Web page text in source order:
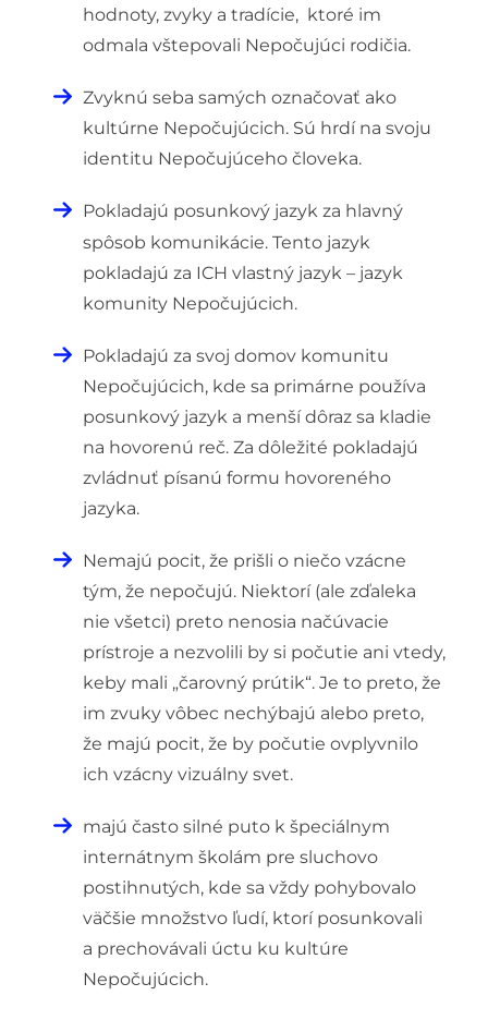
hodnoty, zvyky a tradície, ktoré im
odmala vštepovali Nepočujúci rodičia.
Zvyknú seba samých označovať ako
kultúrne Nepočujúcich. Sú hrdí na svoju
identitu Nepočujúceho človeka.
Pokladajú posunkový jazyk za hlavný
spôsob komunikácie. Tento jazyk
pokladajú za ICH vlastný jazyk – jazyk
komunity Nepočujúcich.
Pokladajú za svoj domov komunitu
Nepočujúcich, kde sa primárne používa
posunkový jazyk a menší dôraz sa kladie
na hovorenú reč. Za dôležité pokladajú
zvládnuť písanú formu hovoreného
jazyka.
Nemajú pocit, že prišli o niečo vzácne
tým, že nepočujú. Niektorí (ale zďaleka
nie všetci) preto nenosia načúvacie
prístroje a nezvolili by si počutie ani vtedy,
keby mali „čarovný prútik“. Je to preto, že
im zvuky vôbec nechýbajú alebo preto,
že majú pocit, že by počutie ovplyvnilo
ich vzácny vizuálny svet.
majú často silné puto k špeciálnym
internátnym školám pre sluchovo
postihnutých, kde sa vždy pohybovalo
väčšie množstvo ľudí, ktorí posunkovali
a prechovávali úctu ku kultúre
Nepočujúcich.